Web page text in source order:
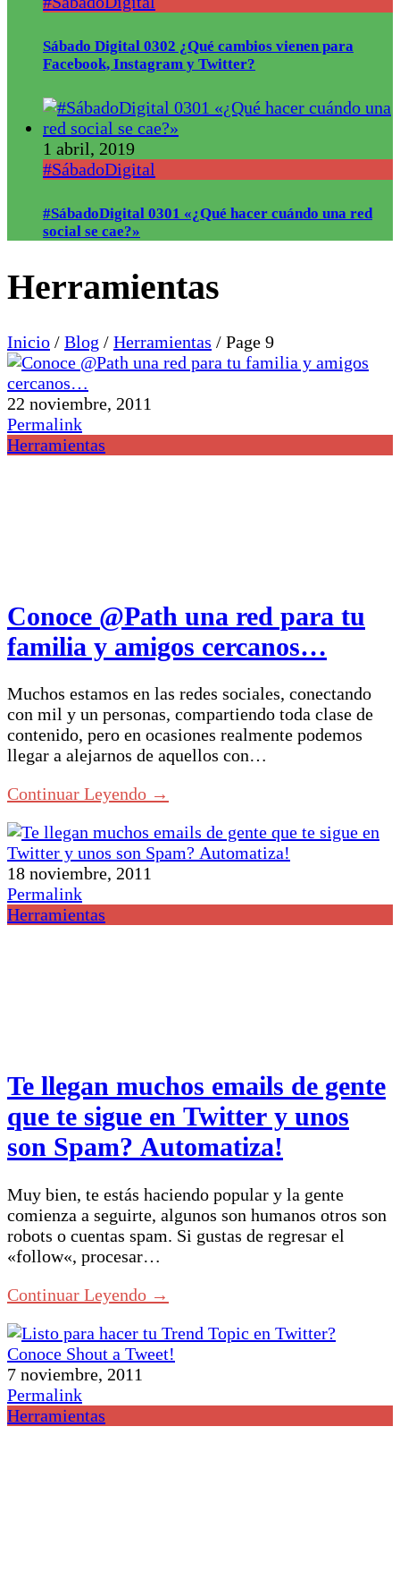
Sábado Digital 0302 ¿Qué cambios vienen para
Facebook, Instagram y Twitter?
1 abril, 2019
#SábadoDigital
#SábadoDigital 0301 «¿Qué hacer cuándo una red
social se cae?»
Herramientas
Inicio / Blog / Herramientas / Page 9
22 noviembre, 2011
Permalink
Herramientas
Conoce @Path una red para tu
familia y amigos cercanos…
Muchos estamos en las redes sociales, conectando
con mil y un personas, compartiendo toda clase de
contenido, pero en ocasiones realmente podemos
llegar a alejarnos de aquellos con…
Continuar Leyendo →
18 noviembre, 2011
Permalink
Herramientas
Te llegan muchos emails de gente
que te sigue en Twitter y unos
son Spam? Automatiza!
Muy bien, te estás haciendo popular y la gente
comienza a seguirte, algunos son humanos otros son
robots o cuentas spam. Si gustas de regresar el
«follow«, procesar…
Continuar Leyendo →
7 noviembre, 2011
Permalink
Herramientas